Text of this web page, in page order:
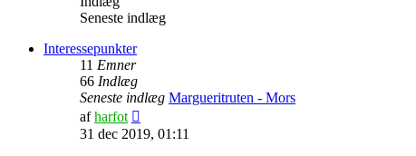
Seneste indlæg
Interessepunkter
11 Emner
66 Indlæg
Seneste indlæg Margueritruten - Mors
afharfot
det
31 dec 2019, 01:11